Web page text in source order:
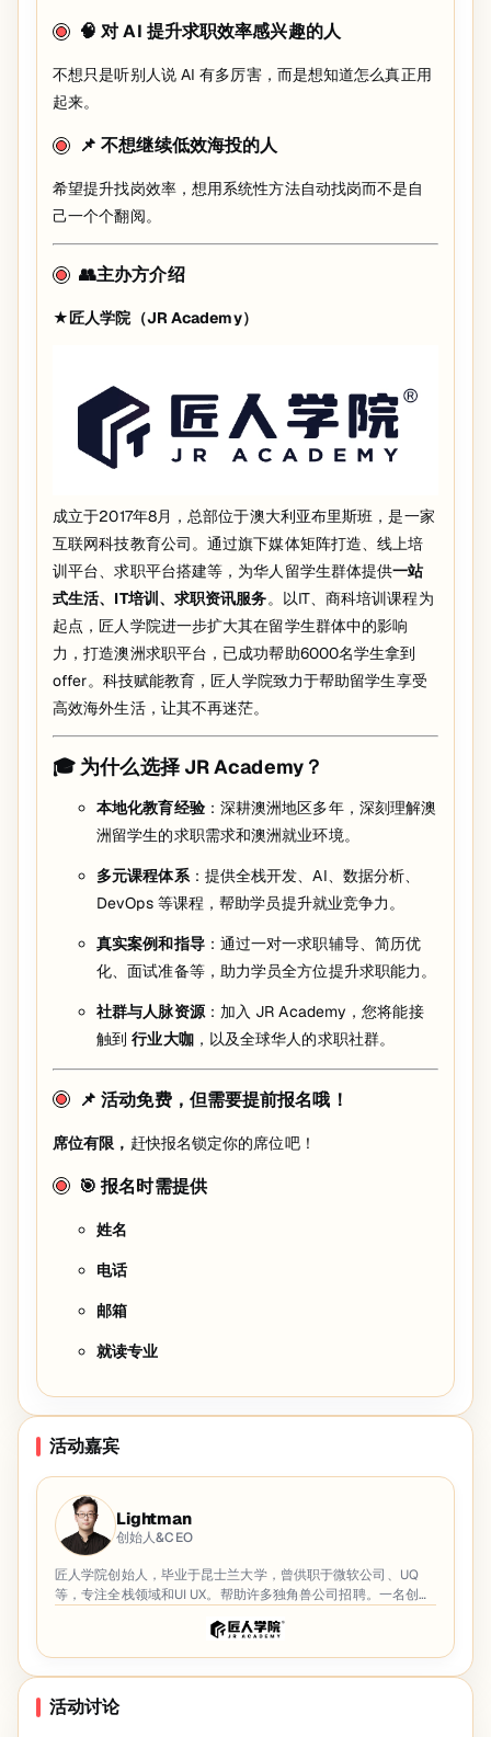
🧠 对 AI 提升求职效率感兴趣的人
不想只是听别人说 AI 有多厉害，而是想知道怎么真正用
起来。
📌 不想继续低效海投的人
希望提升找岗效率，想用系统性方法自动找岗而不是自
己一个个翻阅。
👥主办方介绍
★匠人学院（JR Academy）
成立于2017年8月，总部位于澳大利亚布里斯班，是一家
互联网科技教育公司。通过旗下媒体矩阵打造、线上培
训平台、求职平台搭建等，为华人留学生群体提供一站
式生活、IT培训、求职资讯服务。以IT、商科培训课程为
起点，匠人学院进一步扩大其在留学生群体中的影响
力，打造澳洲求职平台，已成功帮助6000名学生拿到
offer。科技赋能教育，匠人学院致力于帮助留学生享受
高效海外生活，让其不再迷茫。
🎓 为什么选择 JR Academy？
本地化教育经验：深耕澳洲地区多年，深刻理解澳
洲留学生的求职需求和澳洲就业环境。
多元课程体系：提供全栈开发、AI、数据分析、
DevOps 等课程，帮助学员提升就业竞争力。
真实案例和指导：通过一对一求职辅导、简历优
化、面试准备等，助力学员全方位提升求职能力。
社群与人脉资源：加入 JR Academy，您将能接
触到行业大咖，以及全球华人的求职社群。
📌 活动免费，但需要提前报名哦！
席位有限， 赶快报名锁定你的席位吧！
🎯 报名时需提供
姓名
电话
邮箱
就读专业
活动嘉宾
Lightman
创始人&CEO
匠人学院创始人，毕业于昆士兰大学，曾供职于微软公司、UQ
等，专注全栈领域和UI UX。帮助许多独角兽公司招聘。一名创业
活动讨论